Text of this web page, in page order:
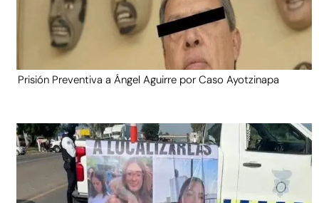
Prisión Preventiva a Ángel Aguirre por Caso Ayotzinapa